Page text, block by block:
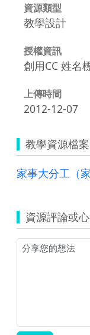
資源類型
教學設計
授權資訊
創用CC 姓名
上傳時間
2012-12-07
教學資源檔
家事大分工（
資源評論或